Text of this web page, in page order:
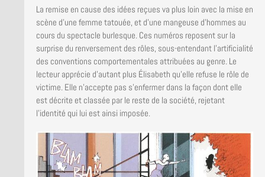
La remise en cause des idées reçues va plus loin avec la mise en
scène d’une femme tatouée, et d’une mangeuse d’hommes au
cours du spectacle burlesque. Ces numéros reposent sur la
surprise du renversement des rôles, sous-entendant l’artificialité
des conventions comportementales attribuées au genre. Le
lecteur apprécie d’autant plus Élisabeth qu’elle refuse le rôle de
victime. Elle n’accepte pas s’enfermer dans la façon dont elle
est décrite et classée par le reste de la société, rejetant
l’identité qui lui est ainsi imposée.